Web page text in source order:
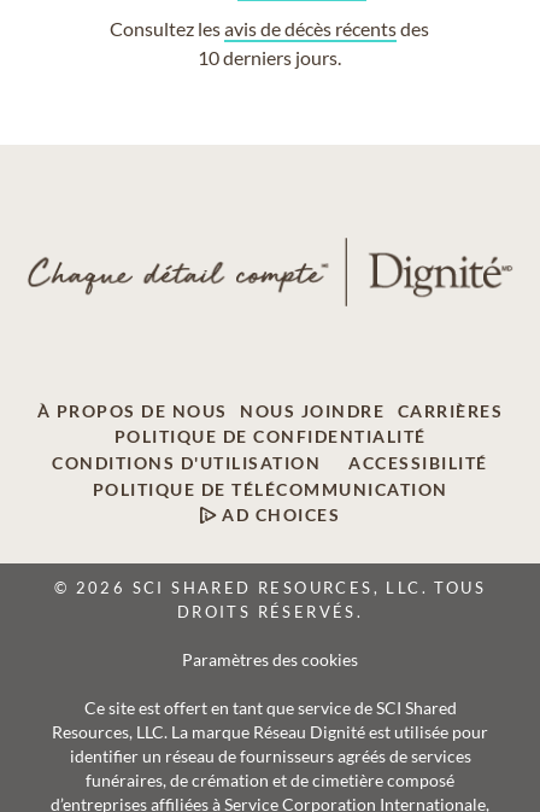
Consultez lesavis de décès récentsdes
10 derniers jours.
À PROPOS DE NOUS NOUS JOINDRE
CARRIÈRES
POLITIQUE DE CONFIDENTIALITÉ
CONDITIONS D'UTILISATION
ACCESSIBILITÉ
POLITIQUE DE TÉLÉCOMMUNICATION
AD CHOICES
© 2026 SCI SHARED RESOURCES, LLC. TOUS
DROITS RÉSERVÉS.
Paramètres des cookies
Ce site est offert en tant que service de SCI Shared
Resources, LLC. La marque Réseau Dignité est utilisée pour
identifier un réseau de fournisseurs agréés de services
funéraires, de crémation et de cimetière composé
d’entreprises affiliées à Service Corporation Internationale,